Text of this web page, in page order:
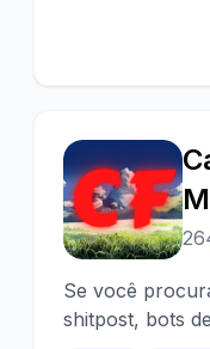
C
Se você
shitpost, bots